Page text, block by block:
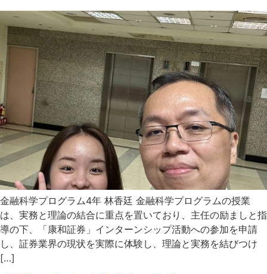
金融科学プログラム4年 林香廷 金融科学プログラムの授業
は、実務と理論の結合に重点を置いており、主任の励ましと指
導の下、「康和証券」インターンシップ活動への参加を申請
し、証券業界の現状を実際に体験し、理論と実務を結びつけ
[…]